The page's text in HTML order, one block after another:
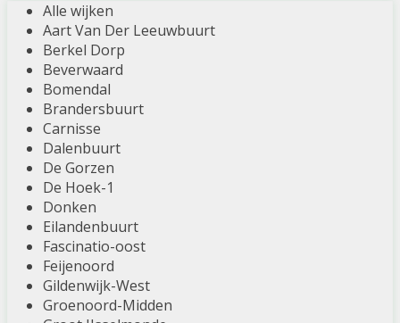
Alle wijken
Aart Van Der Leeuwbuurt
Berkel Dorp
Beverwaard
Bomendal
Brandersbuurt
Carnisse
Dalenbuurt
De Gorzen
De Hoek-1
Donken
Eilandenbuurt
Fascinatio-oost
Feijenoord
Gildenwijk-West
Groenoord-Midden